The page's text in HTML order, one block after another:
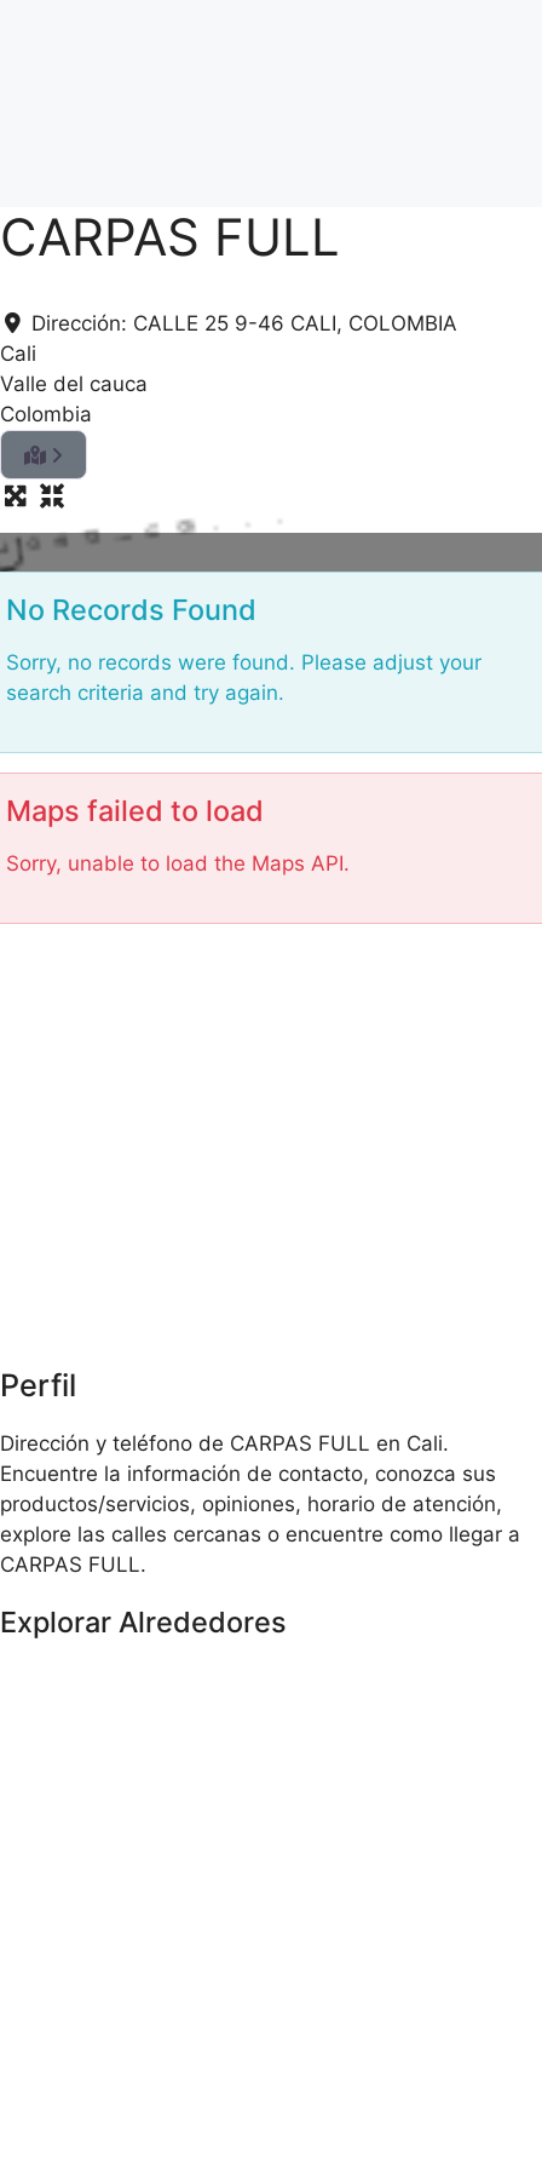
CARPAS FULL
Dirección: CALLE 25 9-46 CALI, COLOMBIA
Cali
Valle del cauca
Colombia
o
a
d
i
n
g
.
.
No Records Found
Sorry, no records were found. Please adjust your
search criteria and try again.
Maps failed to load
Sorry, unable to load the Maps API.
Perfil
Dirección y teléfono de CARPAS FULL en Cali.
Encuentre la información de contacto, conozca sus
productos/servicios, opiniones, horario de atención,
explore las calles cercanas o encuentre como llegar a
CARPAS FULL.
Explorar Alrededores